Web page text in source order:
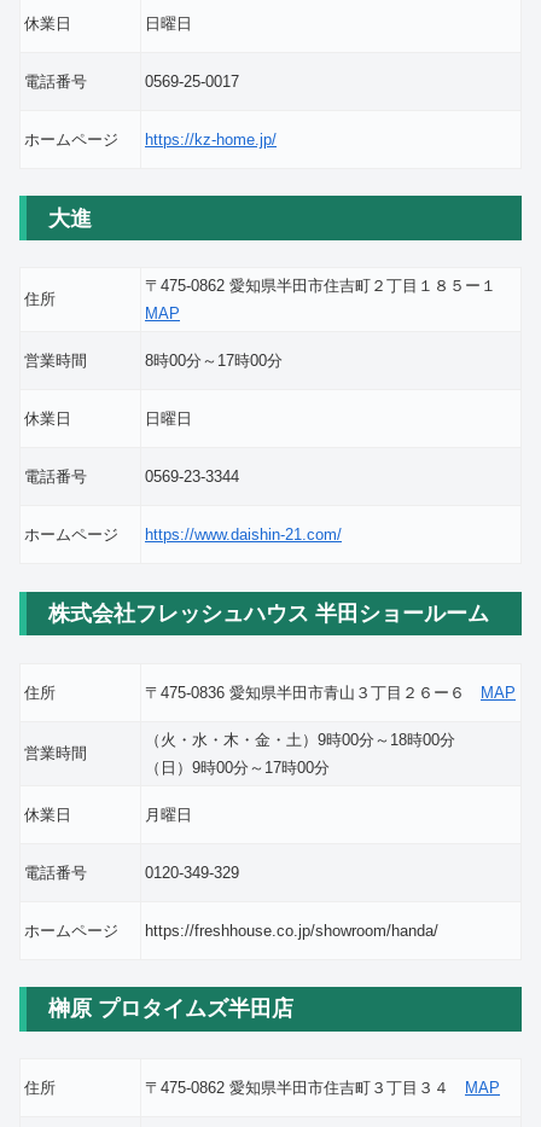
休業日 日曜日
電話番号 0569-25-0017
ホームページ https://kz-home.jp/
大進
住所
〒475-0862 愛知県半田市住吉町２丁目１８５ー１
MAP
営業時間 8時00分～17時00分
休業日 日曜日
電話番号 0569-23-3344
ホームページ https://www.daishin-21.com/
株式会社フレッシュハウス 半田ショールーム
住所 〒475-0836 愛知県半田市青山３丁目２６ー６ MAP
営業時間
（火・水・木・金・土）9時00分～18時00分
（日）9時00分～17時00分
休業日 月曜日
電話番号 0120-349-329
ホームページ https://freshhouse.co.jp/showroom/handa/
榊原 プロタイムズ半田店
住所 〒475-0862 愛知県半田市住吉町３丁目３４ MAP